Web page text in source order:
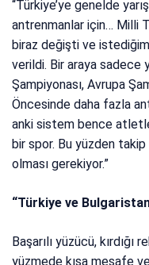
“Türkiye’ye genelde
antrenmanlar için… Milli
biraz değişti ve
verildi. Bir araya sadece
Şampiyonası, Avrupa
Öncesinde daha fazla
anki sistem bence
bir spor. Bu yüzden
olması gerekiyor.”
“Türkiye ve
Başarılı yüzücü,
yüzmede kısa mesafe